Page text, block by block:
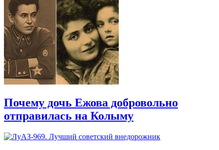
Почему дочь Ежова добровольно
отправилась на Колыму